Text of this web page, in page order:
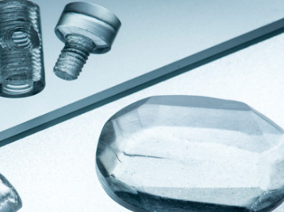
Business
Interviews
Rankings
Videos